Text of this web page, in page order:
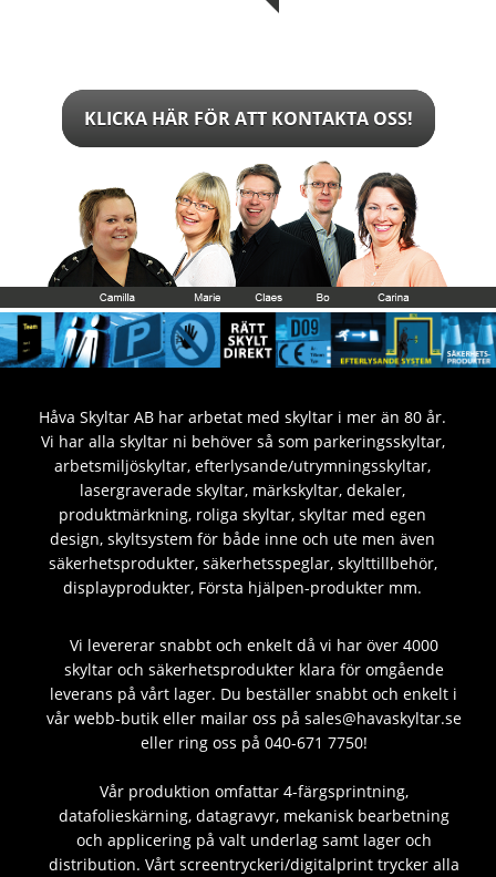
KLICKA HÄR FÖR ATT KONTAKTA OSS!
Håva Skyltar AB har arbetat med skyltar i mer än 80 år.
Vi har alla skyltar ni behöver så som parkeringsskyltar,
arbetsmiljöskyltar, efterlysande/utrymningsskyltar,
lasergraverade skyltar, märkskyltar, dekaler,
produktmärkning, roliga skyltar, skyltar med egen
design, skyltsystem för både inne och ute men även
säkerhetsprodukter, säkerhetsspeglar, skylttillbehör,
displayprodukter, Första hjälpen-produkter mm.
Vi levererar snabbt och enkelt då vi har över 4000
skyltar och säkerhetsprodukter klara för omgående
leverans på vårt lager. Du beställer snabbt och enkelt i
vår webb-butik eller mailar oss på sales@havaskyltar.se
eller ring oss på 040-671 7750!
Vår produktion omfattar 4-färgsprintning,
datafolieskärning, datagravyr, mekanisk bearbetning
och applicering på valt underlag samt lager och
distribution. Vårt screentryckeri/digitalprint trycker alla